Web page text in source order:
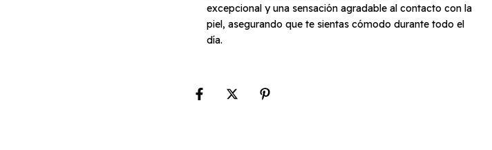
excepcional y una sensación agradable al contacto con la
piel, asegurando que te sientas cómodo durante todo el
día.